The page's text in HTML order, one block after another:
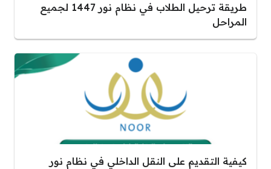
طريقة ترحيل الطلاب في نظام نور 1447 لجميع
المراحل
كيفية التقديم على النقل الداخلي في نظام نور